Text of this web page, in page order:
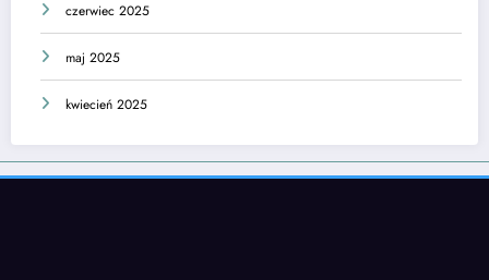
czerwiec 2025
maj 2025
kwiecień 2025